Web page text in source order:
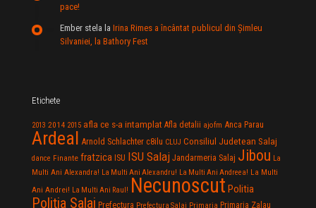
pace!
Ember stela la Irina Rimes a încântat publicul din Şimleu
Silvaniei, la Bathory Fest
Etichete
2013 2014 2015 afla ce s-a intamplat Afla detalii ajofm Anca Parau
Ardeal Arnold Schlachter c8ilu CLUJ Consiliul Judetean Salaj
dance Finante fratzica ISU ISU Salaj Jandarmeria Salaj Jibou La
Multi Ani Alexandra! La Multi Ani Alexandru! La Multi Ani Andreea! La Multi
Ani Andrei! La Multi Ani Raul! Necunoscut Politia
Politia Salaj Prefectura Prefectura Salaj Primaria Primaria Zalau